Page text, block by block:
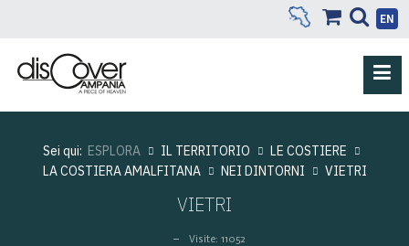
EN
Sei qui: ESPLORA IL TERRITORIO
LE COSTIERE
LA COSTIERA AMALFITANA
NEI DINTORNI VIETRI
VIETRI
Visite: 11052